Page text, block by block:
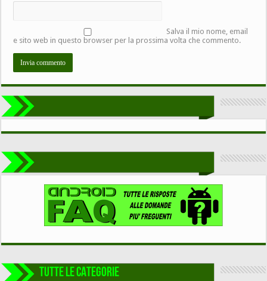
Salva il mio nome, email
e sito web in questo browser per la prossima volta che commento.
TUTTE LE CATEGORIE